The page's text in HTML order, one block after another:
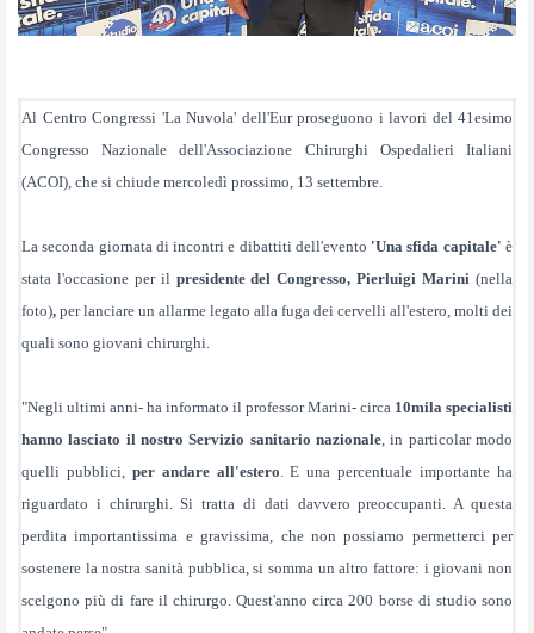
Al Centro Congressi 'La Nuvola' dell'Eur proseguono i lavori del 41esimo
Congresso Nazionaledell'Associazione Chirurghi Ospedalieri Italiani
(ACOI), che si chiude mercoledì prossimo, 13 settembre.
La seconda giornata di incontri e dibattiti dell'evento 'Una sfida capitale' è
stata l'occasione per il presidente del Congresso, Pierluigi Marini(nella
foto), per lanciare un allarme legato alla fuga dei cervelli all'estero, molti dei
quali sono giovani chirurghi.
"Negli ultimi anni- ha informato il professor Marini- circa 10mila specialisti
hanno lasciato il nostro Servizio sanitario nazionale, in particolar modo
quelli pubblici, per andare all'estero. E una percentuale importante ha
riguardato i chirurghi. Si tratta di dati davvero preoccupanti. A questa
perdita importantissima e gravissima, che non possiamo permetterci per
sostenere la nostra sanità pubblica, si somma un altro fattore: i giovani non
scelgono più di fare il chirurgo. Quest'anno circa 200 borse di studio sono